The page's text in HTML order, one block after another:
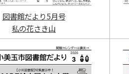
図書館だより5月号
私の花さき山